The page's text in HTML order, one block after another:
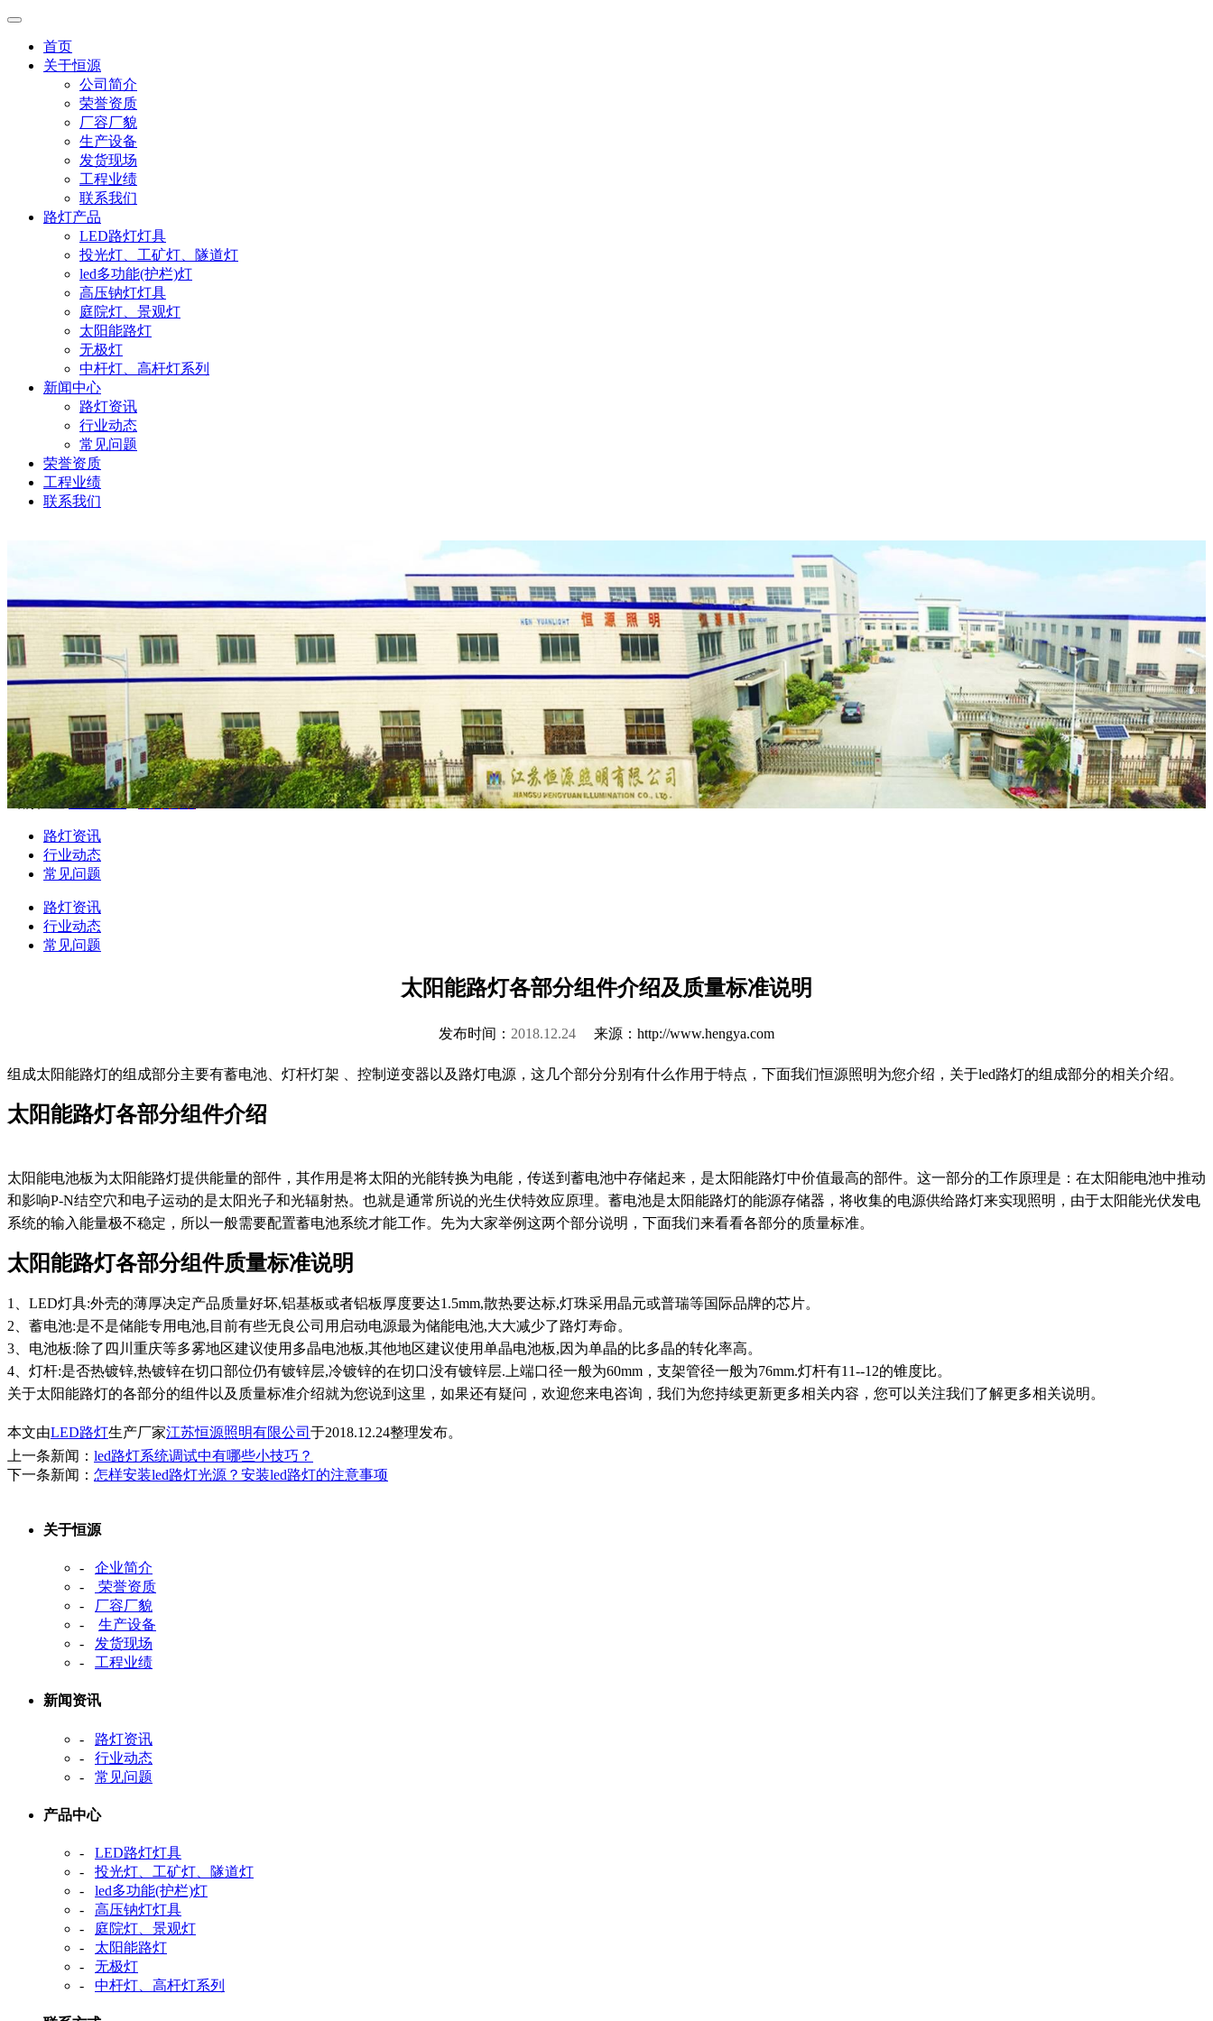
首页
关于恒源
公司简介
荣誉资质
厂容厂貌
生产设备
发货现场
工程业绩
联系我们
路灯产品
LED路灯灯具
投光灯、工矿灯、隧道灯
led多功能(护栏)灯
高压钠灯灯具
庭院灯、景观灯
太阳能路灯
无极灯
中杆灯、高杆灯系列
新闻中心
路灯资讯
行业动态
常见问题
荣誉资质
工程业绩
联系我们
当前位置: 公司新闻-路灯资讯
路灯资讯
行业动态
常见问题
路灯资讯
行业动态
常见问题
太阳能路灯各部分组件介绍及质量标准说明
发布时间： 2018.12.24 来源：http://www.hengya.com
组成太阳能路灯的组成部分主要有蓄电池、灯杆灯架 、控制逆变器以及路灯电源，这几个部分分别有什么作用于特点，下面我们恒源照明为您介绍，关于led路灯的组成部分的相关介绍。
太阳能路灯各部分组件介绍
太阳能电池板为太阳能路灯提供能量的部件，其作用是将太阳的光能转换为电能，传送到蓄电池中存储起来，是太阳能路灯中价值最高的部件。这一部分的工作原理是：在太阳能电池中推动
和影响P-N结空穴和电子运动的是太阳光子和光辐射热。也就是通常所说的光生伏特效应原理。蓄电池是太阳能路灯的能源存储器，将收集的电源供给路灯来实现照明，由于太阳能光伏发电
系统的输入能量极不稳定，所以一般需要配置蓄电池系统才能工作。先为大家举例这两个部分说明，下面我们来看看各部分的质量标准。
太阳能路灯各部分组件质量标准说明
1、LED灯具:外壳的薄厚决定产品质量好坏,铝基板或者铝板厚度要达1.5mm,散热要达标,灯珠采用晶元或普瑞等国际品牌的芯片。
2、蓄电池:是不是储能专用电池,目前有些无良公司用启动电源最为储能电池,大大减少了路灯寿命。
3、电池板:除了四川重庆等多雾地区建议使用多晶电池板,其他地区建议使用单晶电池板,因为单晶的比多晶的转化率高。
4、灯杆:是否热镀锌,热镀锌在切口部位仍有镀锌层,冷镀锌的在切口没有镀锌层.上端口径一般为60mm，支架管径一般为76mm.灯杆有11--12的锥度比。
关于太阳能路灯的各部分的组件以及质量标准介绍就为您说到这里，如果还有疑问，欢迎您来电咨询，我们为您持续更新更多相关内容，您可以关注我们了解更多相关说明。
本文由LED路灯生产厂家江苏恒源照明有限公司 于2018.12.24整理发布。
上一条新闻： led路灯系统调试中有哪些小技巧？
下一条新闻： 怎样安装led路灯光源？安装led路灯的注意事项
关于恒源
- 企业简介
-
荣誉资质
- 厂容厂貌
- 生产设备
- 发货现场
- 工程业绩
新闻资讯
- 路灯资讯
- 行业动态
- 常见问题
产品中心
- LED路灯灯具
- 投光灯、工矿灯、隧道灯
- led多功能(护栏)灯
- 高压钠灯灯具
- 庭院灯、景观灯
- 太阳能路灯
- 无极灯
- 中杆灯、高杆灯系列